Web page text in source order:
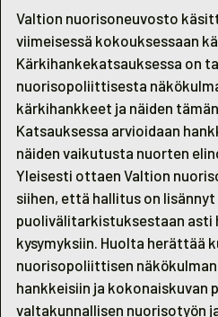
Valtion nuorisoneuvosto
viimeisessä kokouksessaan
Kärkihankekatsauksessa on
nuorisopoliittisesta
kärkihankkeet ja näiden
Katsauksessa arvioidaan
näiden vaikutusta nuorten
Yleisesti ottaen Valtion
siihen, että hallitus on lisännyt
puolivälitarkistuksestaan
kysymyksiin. Huolta herättää
nuorisopoliittisen
hankkeisiin ja kokonaiskuvan
valtakunnallisen nuorisotyön